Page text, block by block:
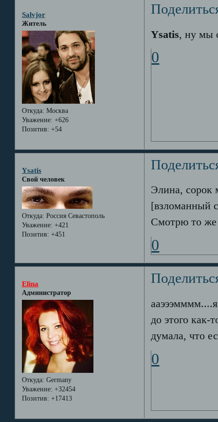
Salvjor
Житель
Откуда: Москва
Уважение: +626
Позитив: +54
Ysatis, ну мы
0
Ysatis
Свой человек
Откуда: Россия Севастополь
Уважение: +421
Позитив: +451
Элина, сорок
[взломанный
Смотрю то
0
Elina
Администратор
Откуда: Germany
Уважение: +32454
Позитив: +17413
до этого как-
думала, что
0